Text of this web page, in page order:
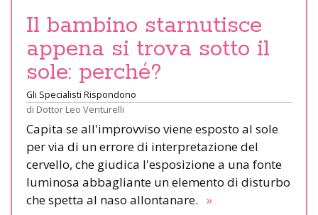
Il bambino starnutisce
appena si trova sotto il
sole: perché?
Gli Specialisti Rispondono
di Dottor Leo Venturelli
Capita se all'improvviso viene esposto al sole
per via di un errore di interpretazione del
cervello, che giudica l'esposizione a una fonte
luminosa abbagliante un elemento di disturbo
che spetta al naso allontanare. »